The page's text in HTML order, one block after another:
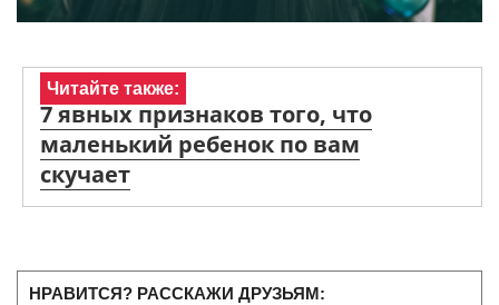
Читайте также:
7 явных признаков того, что
маленький ребенок по вам
скучает
НРАВИТСЯ? РАССКАЖИ ДРУЗЬЯМ: